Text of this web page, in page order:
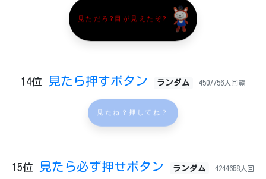
見ただろ?目が見えたぞ?
14位 見たら押すボタン ランダム 4507756人回覧
見たね？押してね？
15位 見たら必ず押せボタン ランダム 4244658人回